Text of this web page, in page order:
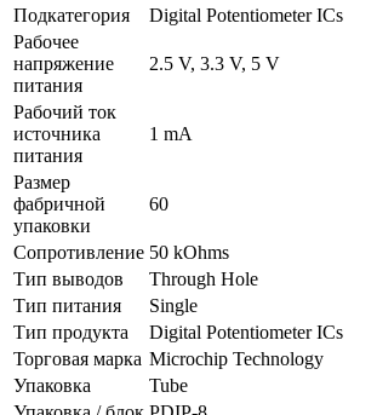
Подкатегория
Digital Potentiometer ICs
Рабочее
напряжение
питания
2.5 V, 3.3 V, 5 V
Рабочий ток
источника
питания
1 mA
Размер
фабричной
упаковки
60
Сопротивление 50 kOhms
Тип выводов
Through Hole
Тип питания
Single
Тип продукта
Digital Potentiometer ICs
Торговая марка Microchip Technology
Упаковка
Tube